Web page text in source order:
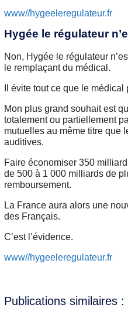
www//hygeeleregulateur.fr
Hygée le régulateur
Non, Hygée le régulateur
le remplaçant du médical.
Il évite tout ce que le médical
Mon plus grand souhait est
totalement ou partiellement
mutuelles au même titre que
auditives.
Faire économiser 350
de 500 à 1 000 milliards de
remboursement.
La France aura alors une
des Français.
C’est l’évidence.
www//hygeeleregulateur.fr
Publications similaires :